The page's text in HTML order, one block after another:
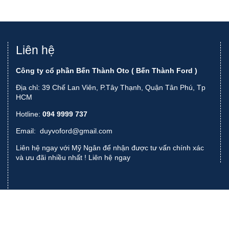
Liên hệ
Công ty cổ phần Bến Thành Oto ( Bến Thành Ford )
Địa chỉ: 39 Chế Lan Viên, P.Tây Thạnh, Quận Tân Phú, Tp
HCM
Hotline: 094 9999 737
Email: duyvoford@gmail.com
Liên hệ ngay với Mỹ Ngân để nhận được tư vấn chính xác
và ưu đãi nhiều nhất ! Liên hệ ngay